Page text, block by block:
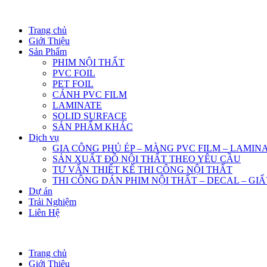
Trang chủ
Giới Thiệu
Sản Phẩm
PHIM NỘI THẤT
PVC FOIL
PET FOIL
CÁNH PVC FILM
LAMINATE
SOLID SURFACE
SẢN PHẨM KHÁC
Dịch vụ
GIA CÔNG PHỦ ÉP – MÀNG PVC FILM –
SẢN XUẤT ĐỒ NỘI THẤT THEO YÊU CẦU
TƯ VẤN THIẾT KẾ THI CÔNG NỘI THẤT
THI CÔNG DÁN PHIM NỘI THẤT – DECAL –
Dự án
Trải Nghiệm
Liên Hệ
Trang chủ
Giới Thiệu